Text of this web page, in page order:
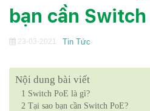
a
v
i
a
t
i
o
bạn cần Switch
23-03-2021 Tin Tức
Nội dung bài viết
1 Switch PoE là gì?
2 Tại sao bạn cần Switch PoE?